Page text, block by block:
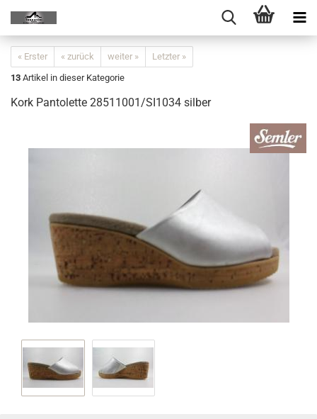
« Erster « zurück weiter »
Letzter »
13 Artikel in dieser Kategorie
Kork Pantolette 28511001/SI1034 silber